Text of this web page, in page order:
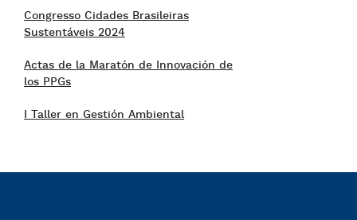
Congresso Cidades Brasileiras
Sustentáveis 2024
Actas de la Maratón de Innovación de
los PPGs
I Taller en Gestión Ambiental